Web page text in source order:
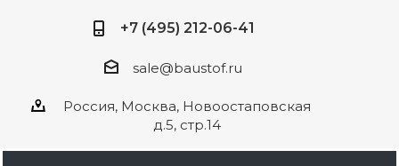
+7 (495) 212-06-41
sale@baustof.ru
Россия, Москва, Новоостаповская
д.5, стр.14